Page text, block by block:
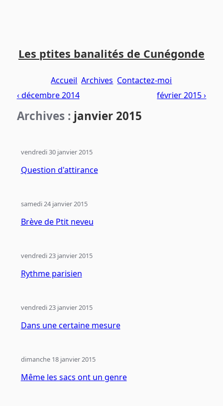
contenu
menuLes ptites banalités de Cunégonde
Accueil Archives Contactez-moi
‹ décembre 2014
février 2015 ›
Archives : janvier 2015
Question d'attirance
vendredi 30 janvier 2015
Brève de Ptit neveu
samedi 24 janvier 2015
Rythme parisien
vendredi 23 janvier 2015
Dans une certaine mesure
vendredi 23 janvier 2015
Même les sacs ont un genre
dimanche 18 janvier 2015